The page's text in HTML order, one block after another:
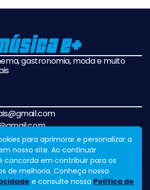
gastronomia, moda e muito
para aprimorar e personalizar a
nosso site. Ao continuar
concorda em contribuir para os
de melhoria. Conheça nossa
e consulte nossa Política de